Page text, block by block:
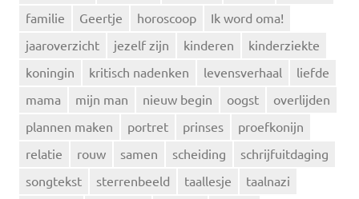
familie
Geertje horoscoop
Ik word oma!
jaaroverzicht
jezelf zijn kinderen
kinderziekte
koningin
kritisch nadenken levensverhaal
liefde
mama
mijn man nieuw begin oogst
overlijden
plannen maken
portret prinses
proefkonijn
relatie
rouw samen scheiding
schrijfuitdaging
songtekst
sterrenbeeld taallesje
taalnazi